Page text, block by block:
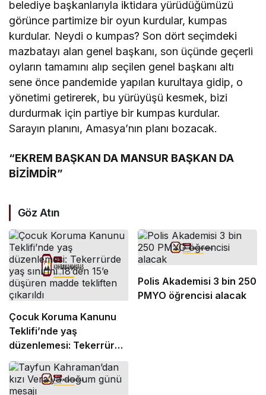
belediye başkanlarıyla iktidara yürüdüğümüzü
görünce partimize bir oyun kurdular, kumpas
kurdular. Neydi o kumpas? Son dört seçimdeki
mazbatayı alan genel başkanı, son üçünde geçerli
oyların tamamını alıp seçilen genel başkanı altı
sene önce pandemide yapılan kurultaya gidip, o
yönetimi getirerek, bu yürüyüşü kesmek, bizi
durdurmak için partiye bir kumpas kurdular.
Sarayın planını, Amasya’nın planı bozacak.
“EKREM BAŞKAN DA MANSUR BAŞKAN DA
BİZİMDİR”
Göz Atın
Çocuk Koruma Kanunu
Teklifi’nde yaş
düzenlemesi: Tekerrürde
yaş sınırını 18’den 15’e
düşüren madde tekliften
çıkarıldı
Polis Akademisi 3 bin 250
PMYO öğrencisi alacak